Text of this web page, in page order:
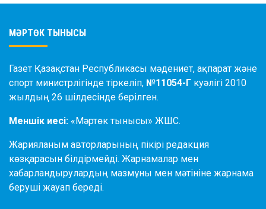
МӘРТӨК ТЫНЫСЫ
Газет Қазақстан Республикасы мәдениет, ақпарат және
спорт министрлігінде тіркеліп, №11054-Г куәлігі 2010
жылдың 26 шілдесінде берілген.
Меншік иесі: «Мәртөк тынысы» ЖШС.
Жарияланым авторларының пікірі редакция
көзқарасын білдірмейді. Жарнамалар мен
хабарландырулардың мазмұны мен мәтініне жарнама
беруші жауап береді.